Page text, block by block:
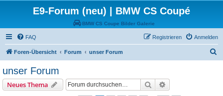
E9-Forum (neu) | BMW CS Coupé
BMW CS Coupe Bilder Galerie
FAQ Anmelden
Registrieren
Foren-Übersicht Forum unser Forum
unser Forum
Neues Thema Suche